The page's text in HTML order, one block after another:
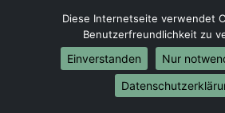
Griechenland
Umzug von Ludwigshafen am
Umzug von Ludwigshafen am
Diese Internetseite verwendet
Benutzerfreundlichkeit zu
Einverstanden
Nur